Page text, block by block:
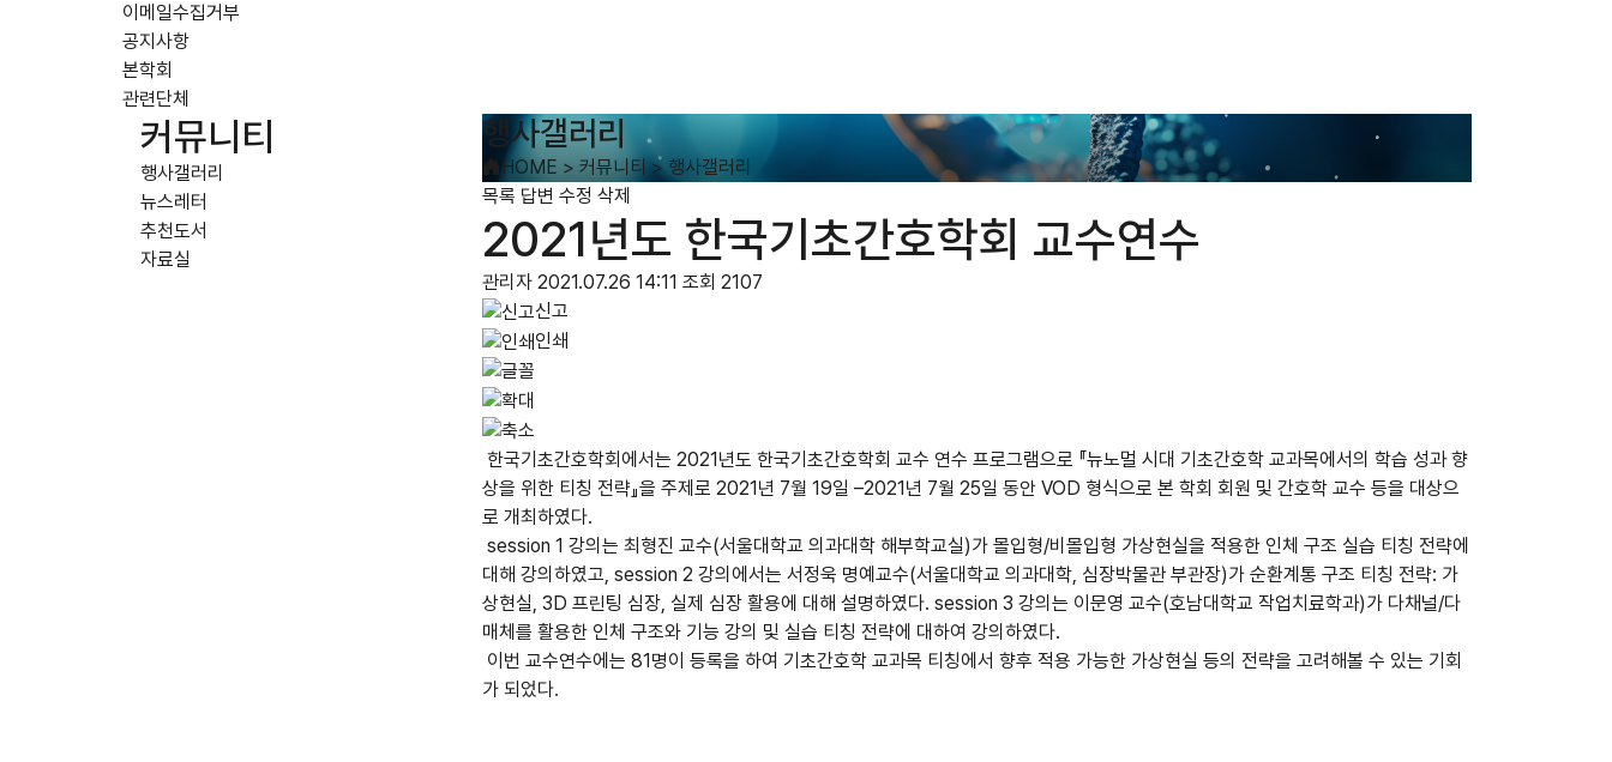
이메일수집거부
공지사항
본학회
관련단체
커뮤니티
행사갤러리
뉴스레터
추천도서
자료실
행사갤러리
HOME > 커뮤니티 >행사갤러리
목록 답변 수정 삭제
2021년도 한국기초간호학회 교수연수
관리자 2021.07.26 14:11 조회 2107
신고
인쇄
한국기초간호학회에서는 2021년도 한국기초간호학회 교수 연수 프로그램으로 『뉴노멀 시대 기초간호학 교과목에서의 학습 성과 향
상을 위한 티칭 전략』을 주제로 2021년 7월 19일 –2021년 7월 25일 동안 VOD 형식으로 본 학회 회원 및 간호학 교수 등을 대상으
로 개최하였다.
session 1 강의는 최형진 교수(서울대학교 의과대학 해부학교실)가 몰입형/비몰입형 가상현실을 적용한 인체 구조 실습 티칭 전략에
대해 강의하였고 , session 2 강의에서는 서정욱 명예교수(서울대학교 의과대학 심장박물관 부관장)가 순환계통 구조 티칭 전략: 가
상현실 , 3D 프린팅 심장 실제 심장 활용에 대해 설명하였다. session 3 강의는 이문영 교수(호남대학교 작업치료학과)가 다채널/다
매체를 활용한 인체 구조와 기능 강의 및 실습 티칭 전략에 대하여 강의하였다.
이번 교수연수에는 81명이 등록을 하여 기초간호학 교과목 티칭에서 향후 적용 가능한 가상현실 등의 전략을 고려해볼 수 있는 기회
가 되었다.